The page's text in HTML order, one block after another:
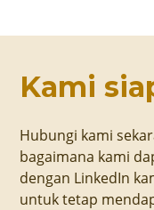
Kami
Hubungi kami
bagaimana kami
dengan LinkedIn
untuk tetap